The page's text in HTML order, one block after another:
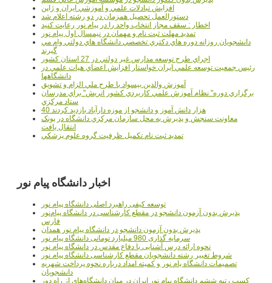
افزايش تبادلات علمي و آموزشي ايران و ژاپن
دستورالعمل تحصیل همزمان در دو رشته اعلام شد
اخطار : سقف مجاز انتخاب واحد را در پیام نور رعایت کنید
تمدید مهلت ثبت نام و مهمان در نیمسال اول پیام نور
دانشجويان روزانه دوره هاي دكتري تخصصي دانشگاه هاي دولتي وام مي
گيرند
اجراي طرح توسعه مدارس غير دولتي در 27 استان کشور
رئيس جمعيت توسعه علمي ايران خواستار افزايش اعضاي هيات علمي در
دانشگاهها
آموزش والدين بيسواد با طرح ملي الزام و تشويق
برگزاري دوره" نظام آموزش علمي كاربردي كشور اتريش" براي مدرسان
ستاد مرکزي
40 هزار دانش آموز و دانشجو از موزه دارآباد بازديد کردند
معاونت سنجش و پذيرش به محل سازمان مرکزي دانشگاه در پونک
انتقال يافت
تمديد ثبت نام تکميل ظرفيت گروه علوم پزشکي
اخبار دانشگاه پیام نور
توسعه کیفی راهبرد اصلی دانشگاه پیام نور
پذیرش بدون آزمون دانشجو در مقطع کارشناسی در دانشگاه پیام‌نور
فارس
پذیرش بدون آزمون دانشجو در دانشگاه پیام نور همدان
سرمایه گذاری 980 میلیارد تومانی دانشگاه پیام نور
نحوه ارائه درس آشنایی با دفاع مقدس در دانشگاه پیام نور
شروط تغییر رشته دانشجویان مقطع کارشناسی دانشگاه پیام نور
تصمیمات دانشگاه یام نور و کمیته امداد درباره نحوه پرداخت شهریه
دانشجویان
کسب رتبه ششم دانشگاه پیام نور ایران در میان دانشگاه‌های از راه دور